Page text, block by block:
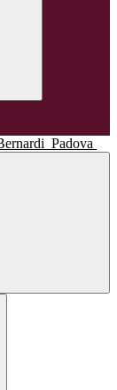
Padova